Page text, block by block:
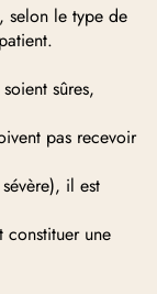
, selon le type de
sûres,
pas recevoir
il est
constituer une